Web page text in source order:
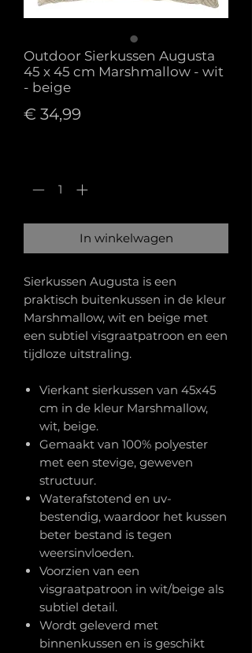
Outdoor Sierkussen Augusta
45 x 45 cm Marshmallow - wit
- beige
€ 34,99
In winkelwagen
Sierkussen Augusta is een
praktisch buitenkussen in de kleur
Marshmallow, wit en beige met
een subtiel visgraatpatroon en een
tijdloze uitstraling.
Vierkant sierkussen van 45x45
cm in de kleur Marshmallow,
wit, beige.
Gemaakt van 100% polyester
met een stevige, geweven
structuur.
Waterafstotend en uv-
bestendig, waardoor het kussen
beter bestand is tegen
weersinvloeden.
Voorzien van een
visgraatpatroon in wit/beige als
subtiel detail.
Wordt geleverd met
binnenkussen en is geschikt